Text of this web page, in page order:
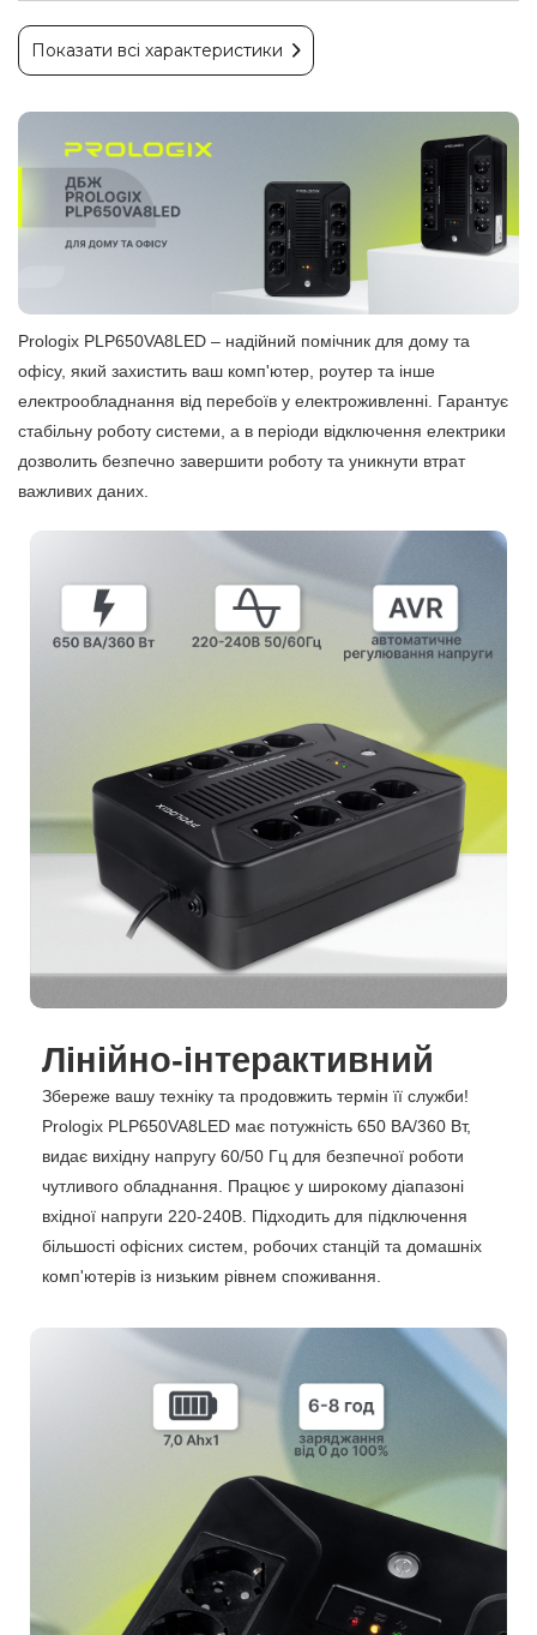
Показати всі характеристики
Prologix PLP650VA8LED – надійний помічник для дому та
офісу, який захистить ваш комп'ютер, роутер та інше
електрообладнання від перебоїв у електроживленні. Гарантує
стабільну роботу системи, а в періоди відключення електрики
дозволить безпечно завершити роботу та уникнути втрат
важливих даних.
Лінійно-інтерактивний
Збереже вашу техніку та продовжить термін її служби!
Prologix PLP650VA8LED має потужність 650 ВА/360 Вт,
видає вихідну напругу 60/50 Гц для безпечної роботи
чутливого обладнання. Працює у широкому діапазоні
вхідної напруги 220-240В. Підходить для підключення
більшості офісних систем, робочих станцій та домашніх
комп'ютерів із низьким рівнем споживання.